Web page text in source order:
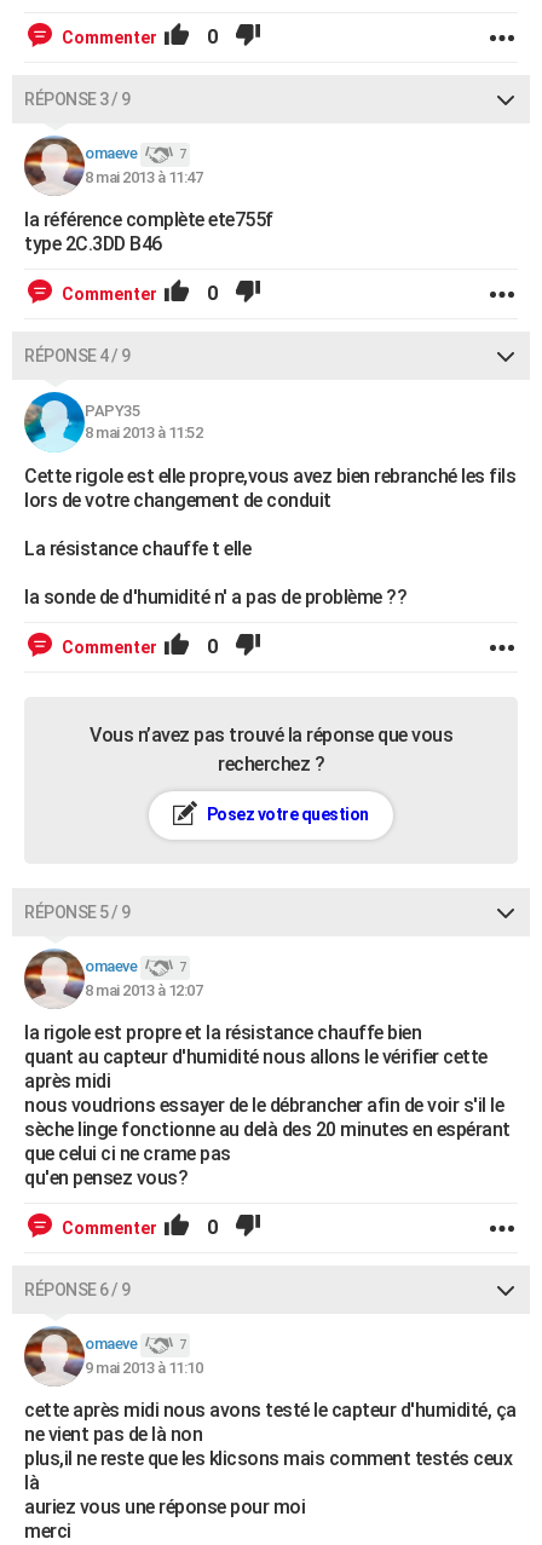
Commenter 0
RÉPONSE 3 / 9
omaeve 7
8 mai 2013 à 11:47
la référence complète ete755f
type 2C.3DD B46
Commenter 0
RÉPONSE 4 / 9
PAPY35
8 mai 2013 à 11:52
Cette rigole est elle propre,vous avez bien rebranché les fils
lors de votre changement de conduit
La résistance chauffe t elle
la sonde de d'humidité n' a pas de problème ??
Commenter 0
Vous n’avez pas trouvé la réponse que vous
recherchez ?
Posez votre question
RÉPONSE 5 / 9
omaeve 7
8 mai 2013 à 12:07
la rigole est propre et la résistance chauffe bien
quant au capteur d'humidité nous allons le vérifier cette
après midi
nous voudrions essayer de le débrancher afin de voir s'il le
sèche linge fonctionne au delà des 20 minutes en espérant
que celui ci ne crame pas
qu'en pensez vous?
Commenter 0
RÉPONSE 6 / 9
omaeve 7
9 mai 2013 à 11:10
cette après midi nous avons testé le capteur d'humidité, ça
ne vient pas de là non
plus,il ne reste que les klicsons mais comment testés ceux
là
auriez vous une réponse pour moi
merci